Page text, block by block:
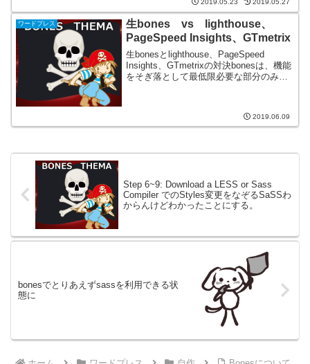
2019.05.23 2019.05.27
ワードプレス
生bones vs lighthouse、
PageSpeed Insights、GTmetrix
生bonesとlighthouse、PageSpeed
Insights、GTmetrixの対決bonesは、機能
をそぎ落として最低限必要な部分のみを
2019.06.09
Step 6~9: Download a LESS or Sass
Compiler でのStyles変更をなぞるSaSSわ
からんけどわかったことにする。
bonesでとりあえずsassを利用できる状
態に